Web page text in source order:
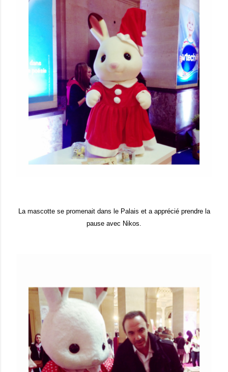
La mascotte se promenait dans le Palais et a apprécié prendre la
pause avec Nikos.